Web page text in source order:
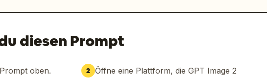
diesen Prompt
oben. 2 Öffne eine Plattform, die GPT Image 2